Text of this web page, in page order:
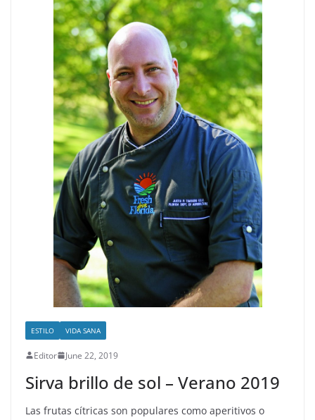
ESTILO VIDA SANA
Editor June 22, 2019
Sirva brillo de sol – Verano 2019
Las frutas cítricas son populares como aperitivos o